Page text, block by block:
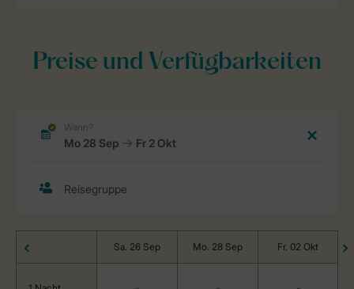
Preise und Verfügbarkeiten
Sa. 26 Sep Mo. 28 Sep Fr. 02 Okt